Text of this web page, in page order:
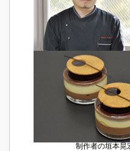
制作者の垣本晃